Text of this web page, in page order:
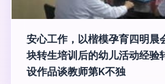
安心工作，以楷模孕育四明
块转生培训后的幼儿活动经验
设作品谈教师第K不独